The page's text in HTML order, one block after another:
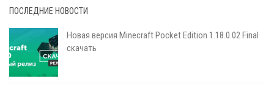
ПОСЛЕДНИЕ НОВОСТИ
Новая версия Minecraft Pocket Edition 1.18.0.02 Final
скачать